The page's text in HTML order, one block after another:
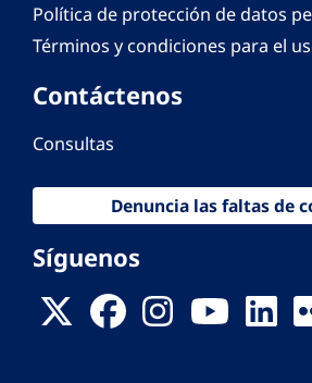
Política de protección de datos
Términos y condiciones para el
Contáctenos
Consultas
Denuncia las faltas de
Síguenos